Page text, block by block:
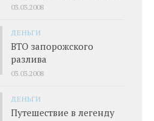
03.03.2008
ДЕНЬГИ
ВТО запорожского
разлива
03.03.2008
ДЕНЬГИ
Путешествие в легенду